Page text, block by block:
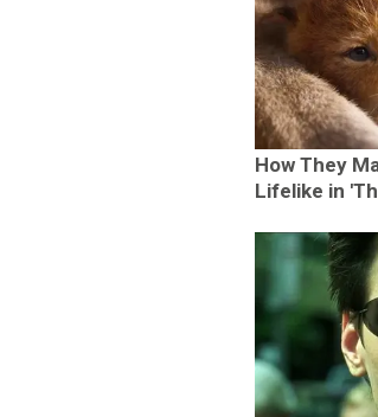
How They
Lifelike in